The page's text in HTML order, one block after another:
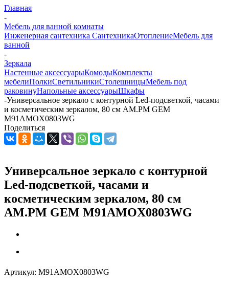
Главная
-
Мебель для ванной комнаты
Инженерная сантехника СантехникаОтоплениеМебель для
ванной
-
Зеркала
Настенные аксессуарыКомодыКомплекты
мебелиПолкиСветильникиСтолешницыМебель под
раковинуНапольные аксессуарыШкафы
-Универсальное зеркало с контурной Led-подсветкой, часами
и косметическим зеркалом, 80 см AM.PM GEM
M91AMOX0803WG
Поделиться
Универсальное зеркало с контурной
Led-подсветкой, часами и
косметическим зеркалом, 80 см
AM.PM GEM M91AMOX0803WG
Артикул: M91AMOX0803WG